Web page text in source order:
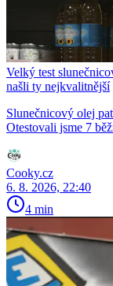
Velký test
našli ty nejkvalitnější
Slunečnicový olej
Otestovali jsme 7
Cooky.cz
6. 8. 2026, 22:40
4 min